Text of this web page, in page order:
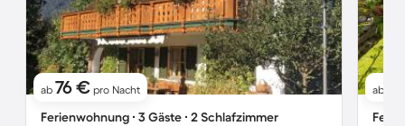
ab 76 € pro Nacht
Ferienwohnung ∙ 3 Gäste ∙ 2 Schlafzimmer
ab